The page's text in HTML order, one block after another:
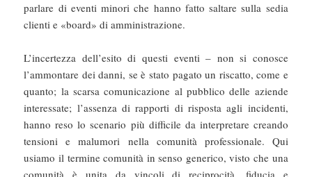
parlare di eventi minori che hanno fatto saltare sulla sedia
clienti e «board» di amministrazione.
L’incertezza dell’esito di questi eventi – non si conosce
l’ammontare dei danni, se è stato pagato un riscatto, come e
quanto; la scarsa comunicazione al pubblico delle aziende
interessate; l’assenza di rapporti di risposta agli incidenti,
hanno reso lo scenario più difficile da interpretare creando
tensioni e malumori nella comunità professionale. Qui
usiamo il termine comunità in senso generico, visto che una